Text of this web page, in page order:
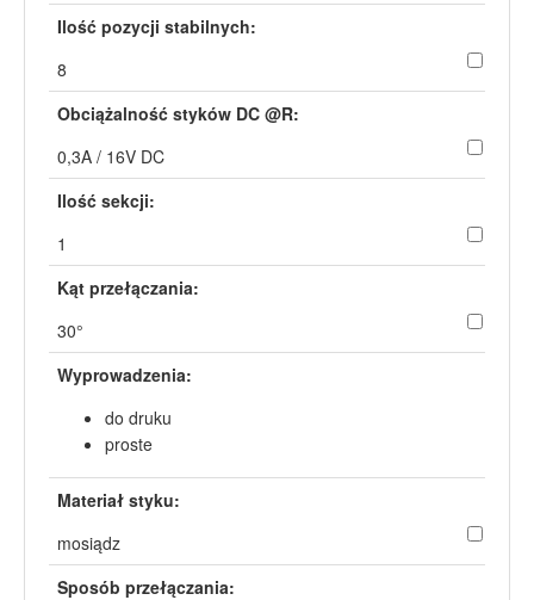
Ilość pozycji stabilnych:
8
Obciążalność styków DC @R:
0,3A / 16V DC
Ilość sekcji:
1
Kąt przełączania:
30°
Wyprowadzenia:
do druku
proste
Materiał styku:
mosiądz
Sposób przełączania: